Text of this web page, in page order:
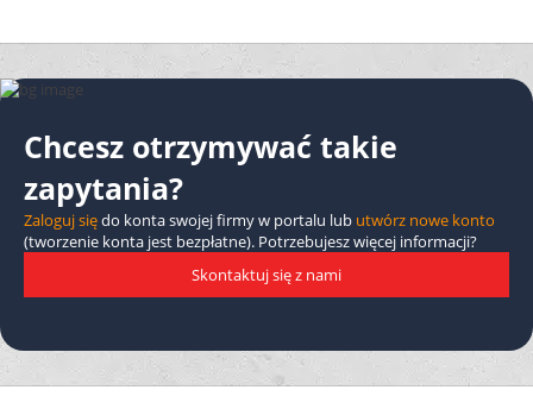
Chcesz otrzymywać takie
zapytania?
Zaloguj siędo konta swojej firmy w portalu lub utwórz nowe konto
(tworzenie konta jest bezpłatne). Potrzebujesz więcej informacji?
Skontaktuj się z nami